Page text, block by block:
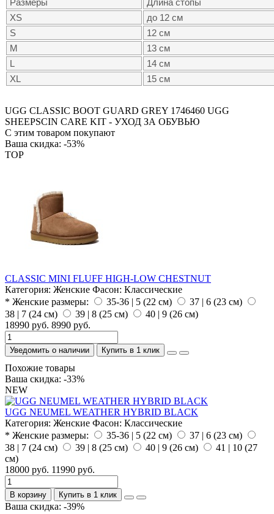
Размеры
Длина стопы
XS
до 12 см
S
12 см
M
13 см
L
14 см
XL
15 см
UGG CLASSIC BOOT GUARD GREY 1746460 UGG
SHEEPSCIN CARE KIT - УХОД ЗА ОБУВЬЮ
C этим товаром покупают
Ваша скидка: -53%
TOP
CLASSIC MINI FLUFF HIGH-LOW CHESTNUT
Категория: Женские Фасон: Классические
* Женские размеры:
35-36 | 5 (22 см)
37 | 6 (23 см)
38 | 7 (24 см)
39 | 8 (25 см)
40 | 9 (26 см)
18990 руб. 8990 руб.
Уведомить о наличии Купить в 1 клик
Похожие товары
Ваша скидка: -33%
NEW
UGG NEUMEL WEATHER HYBRID BLACK
Категория: Женские Фасон: Классические
* Женские размеры:
35-36 | 5 (22 см)
37 | 6 (23 см)
38 | 7 (24 см)
39 | 8 (25 см) 40 | 9 (26 см)
41 | 10 (27
см)
18000 руб. 11990 руб.
В корзину Купить в 1 клик
Ваша скидка: -39%